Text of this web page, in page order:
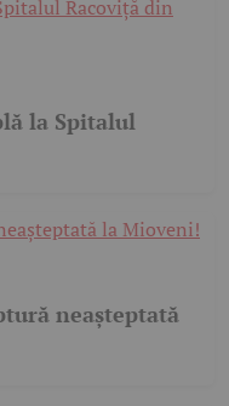
la Spitalul
neașteptată